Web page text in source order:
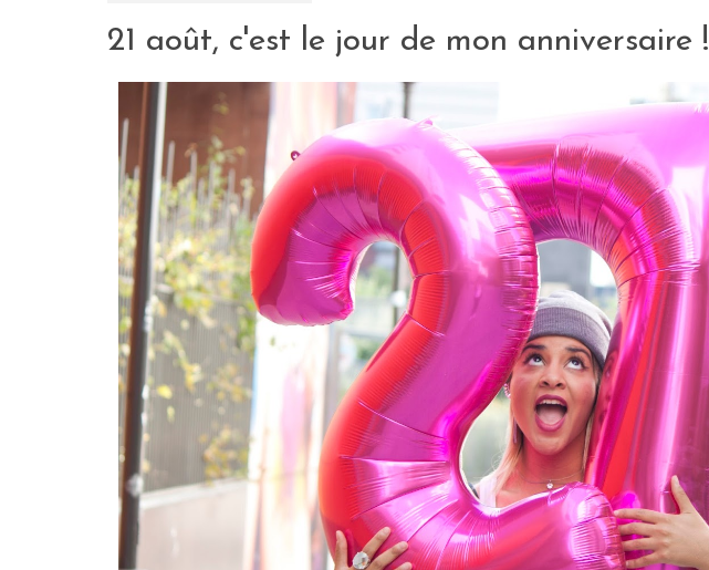
21 août, c'est le jour de mon anniversaire !